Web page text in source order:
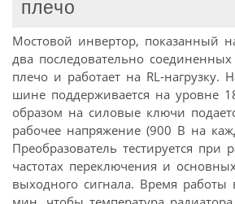
плечо
Мостовой инвертор, показанный
два последовательно соединенных
плечо и работает на RL-нагрузку.
шине поддерживается на уровне
образом на силовые ключи
рабочее напряжение (900 В на
Преобразователь тестируется при
частотах переключения и
выходного сигнала. Время работы